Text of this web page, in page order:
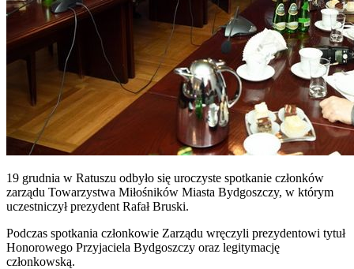
19 grudnia w Ratuszu odbyło się uroczyste spotkanie członków
zarządu Towarzystwa Miłośników Miasta Bydgoszczy, w którym
uczestniczył prezydent Rafał Bruski.
Podczas spotkania członkowie Zarządu wręczyli prezydentowi tytuł
Honorowego Przyjaciela Bydgoszczy oraz legitymację
członkowską.